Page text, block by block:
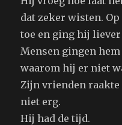
dat zeker wisten.
toe en ging hij
Mensen gingen
waarom hij er niet
Zijn vrienden
niet erg.
Hij had de tijd.